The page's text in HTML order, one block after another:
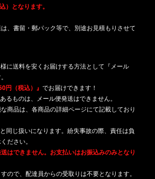
となります。
は、書留・郵パック等で、別途お見積もりさせて
に送料を安くお届けする方法として『メール
円（税込）』 でお届けできます！
るものは、メール便発送はできません。
商品は、各商品の詳細ページにて記載しており
同じ扱いになります。紛失事故の際、責任は負
ださい。
はできません。お支払いはお振込みのみとなり
ので、配達員からの受取りは不要となります。